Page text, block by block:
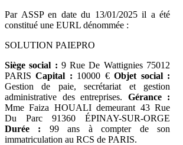
Par ASSP en date du 13/01/2025 il a été
constitué une EURL dénommée :
SOLUTION PAIEPRO
Siège social : 9 Rue De Wattignies 75012
PARISCapital : 10000 €Objet social :
Gestion de paie, secrétariat et gestion
administrative des entreprises. Gérance :
Mme Faiza HOUALI demeurant 43 Rue
Du Parc 91360 ÉPINAY-SUR-ORGE
Durée : 99 ans à compter de son
immatriculation au RCS de PARIS.